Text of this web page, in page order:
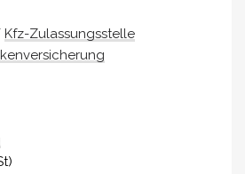
Kfz-Zulassungsstelle